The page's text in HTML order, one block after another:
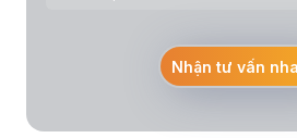
Nhận tư vấn